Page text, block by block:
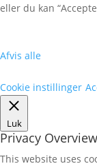
eller du kan
Afvis alle
Cookie instillinger
Luk
Privacy Overview
This website uses